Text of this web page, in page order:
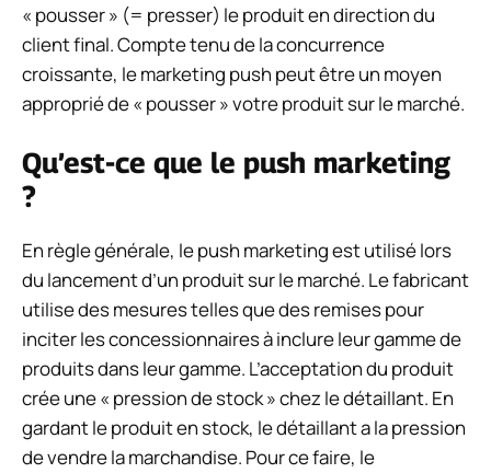
« pousser » (= presser) le produit en direction du
client final. Compte tenu de la concurrence
croissante, le marketing push peut être un moyen
approprié de « pousser » votre produit sur le marché.
Qu’est-ce que le push marketing
?
En règle générale, le push marketing est utilisé lors
du lancement d’un produit sur le marché. Le fabricant
utilise des mesures telles que des remises pour
inciter les concessionnaires à inclure leur gamme de
produits dans leur gamme. L’acceptation du produit
crée une « pression de stock » chez le détaillant. En
gardant le produit en stock, le détaillant a la pression
de vendre la marchandise. Pour ce faire, le